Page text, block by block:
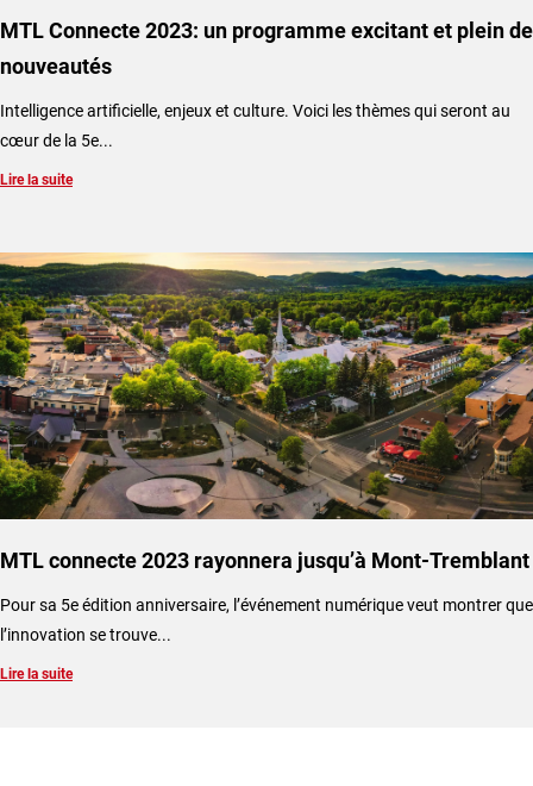
MTL Connecte 2023: un programme excitant et plein de
nouveautés
Intelligence artificielle, enjeux et culture. Voici les thèmes qui seront au
cœur de la 5e...
Lire la suite
MTL connecte 2023 rayonnera jusqu’à Mont-Tremblant
​Pour sa 5e édition anniversaire, l’événement numérique veut montrer que
l’innovation se trouve...
Lire la suite